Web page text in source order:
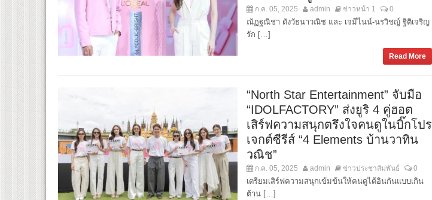
ก.ค. 05, 2025 admin ข่าวหน้า 1 0
ณัฏฐณิชา ดังวัธนาวณิช และ เจมีไนน์-นรวิชญ์ ฐิติเจริญ
รัก […]
Read More
“North Star Entertainment” จับมือ
“IDOLFACTORY” ส่งยูริ 4 คู่ฮอต
เสิร์ฟความสนุกตรึงใจคนดูในบิ๊กโปร
เจกต์ซีรีส์ “4 Elements บ้านวาทิน
วณิช”
ก.ค. 05, 2025 admin ข่าวประชาสัมพันธ์ 0
เตรียมเสิร์ฟความสนุกเข้มข้นให้คนดูได้อินกันแบบเกิน
ต้าน […]